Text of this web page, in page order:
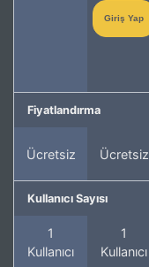
Giriş Yap
Fiyatlandırma
Ücretsiz Ücretsiz
Kullanıcı Sayısı
1
Kullanıcı
1
Kullanıcı